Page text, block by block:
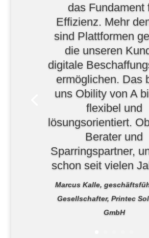
das Fundament
Effizienz. Mehr
sind Plattformen
die unseren
digitale
ermöglichen. Das
uns Obility von A
flexibel und
lösungsorientiert.
Berater und
Sparringspartner,
schon seit vielen
Marcus Kalle,
Gesellschafter, Printec
GmbH